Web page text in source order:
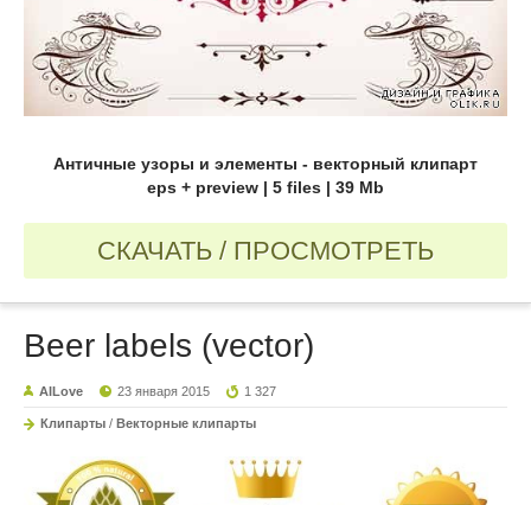
Античные узоры и элементы - векторный клипарт
eps + preview | 5 files | 39 Mb
СКАЧАТЬ / ПРОСМОТРЕТЬ
Beer labels (vector)
AILove 23 января 2015 1 327
Клипарты / Векторные клипарты